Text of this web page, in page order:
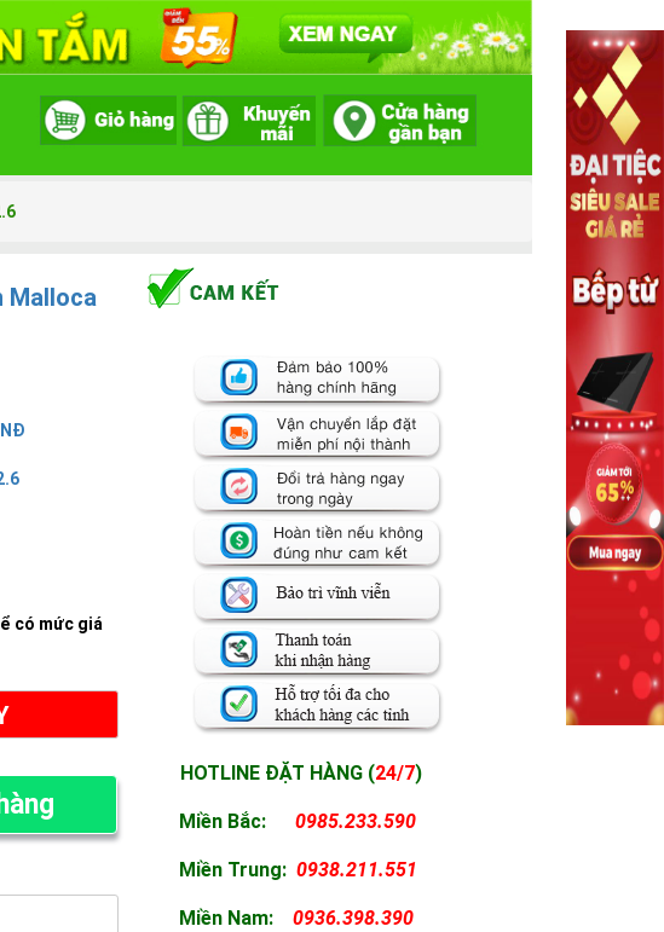
Malloca
có mức giá
HOTLINE ĐẶT HÀNG (24/7)
Miền Bắc: 0985.233.590
MiềnTrung: 0938.211.551
MiềnNam: 0936.398.390